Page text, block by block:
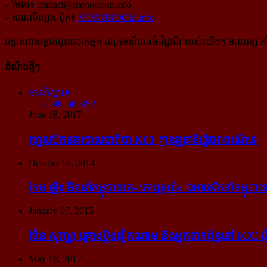
» មែល៖ contact@monoroom.info
» សារលើហ្វេសប៊ុក៖ MONOROOM.info
រក្សាភាពសម្ងាត់ជូនលោកអ្នក ជាក្រមសីលធម៌-​វិជ្ជាជីវៈ​របស់យើង។ មនោរម្យ.
ដំណឹងថ្មីៗ
អានពិស្ដារ
300952
June 18, 2017
ហ្វេសប៊ុក​នគរបាល​ជាតិ​ថា K01 គ្មាន​តួនាទី​ធ្វើ​ចរាចរណ៍​ទេ
October 16, 2014
កែម ឡី៖ ចិន​នាំ​កម្ពុជា​យក​«កោះ​ត្រល់» ឯ​អាមេរិក​នាំ​កម្ពុជា​
January 07, 2015
ប៉ែន សុវណ្ណ គ្រោង​ប្តឹង​វៀតណាម និង​អ្នក​ពាក់​ព័ន្ធ​ទៅ ICC រឿ
May 16, 2017